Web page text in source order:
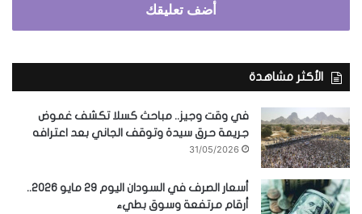
أضف تعليقك
الأكثر مشاهدة
في وقت وجيز.. مباحث كسلا تكشف غموض
جريمة حرق سيدة وتوقف الجاني بعد اعترافه
31/05/2026
أسعار الصرف في السودان اليوم 29 مايو 2026..
أرقام مرتفعة وسوق بطيء